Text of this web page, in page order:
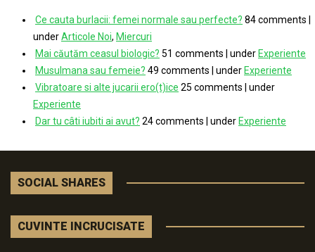
Ce cauta burlacii: femei normale sau perfecte? 84 comments
underArticole Noi, Miercuri
Mai căutăm ceasul biologic? 51 comments under Experiente
Musulmana sau femeie? 49 comments under Experiente
Vibratoare si alte jucarii ero(t)ice 25 comments
under
Experiente
Dar tu câti iubiti ai avut? 24 comments under Experiente
SOCIAL SHARES
CUVINTE INCRUCISATE